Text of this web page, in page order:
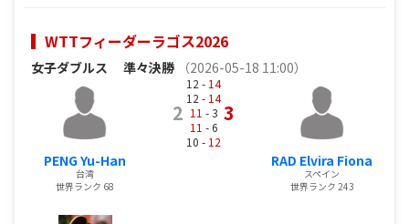
WTTフィーダーラゴス2026
女子ダブルス 準々決勝 （2026-05-18 11:00）
PENG Yu-Han
台湾
世界ランク 68
2
12 - 14
12 - 14
11 - 3
11 - 6
10 - 12
3
RAD Elvira Fiona
スペイン
世界ランク 243